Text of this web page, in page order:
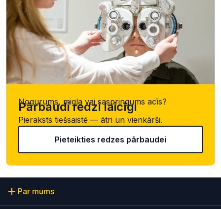
Nogurums, migla vai saspringums acīs?
Pārbaudi redzi laicīgi
Pieraksts tiešsaistē — ātri un vienkārši.
Pieteikties redzes pārbaudei
Par mums